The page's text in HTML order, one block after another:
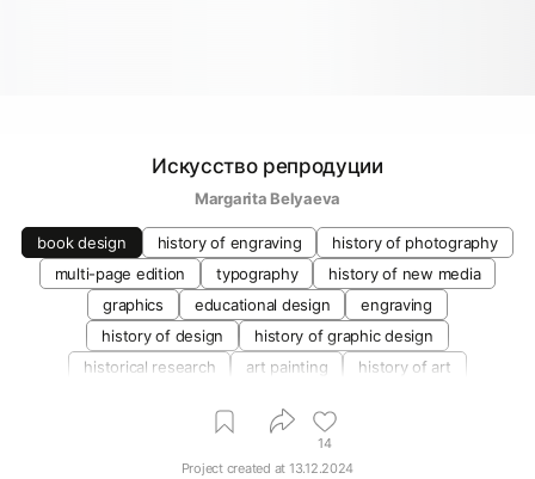
Искусство репродуции
Margarita Belyaeva
book design history of engraving
history of photography
multi-page edition
typography
history of new media
graphics
educational design
engraving
history of design
history of graphic design
historical research
art painting
history of art
14
Project created at 13.12.2024